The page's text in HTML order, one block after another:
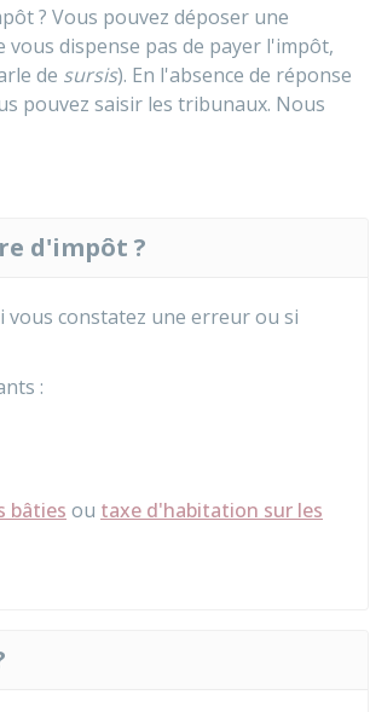
? Vous pouvez déposer une
vous dispense pas de payer l'impôt,
de sursis). En l'absence de réponse
pouvez saisir les tribunaux. Nous
d'impôt ?
vous constatez une erreur ou si
:
bâties ou taxe d'habitation sur les